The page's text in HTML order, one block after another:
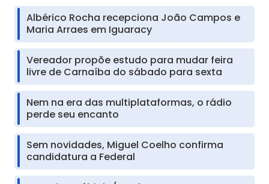
Albérico Rocha recepciona João Campos e
Maria Arraes em Iguaracy
Vereador propõe estudo para mudar feira
livre de Carnaíba do sábado para sexta
Nem na era das multiplataformas, o rádio
perde seu encanto
Sem novidades, Miguel Coelho confirma
candidatura a Federal